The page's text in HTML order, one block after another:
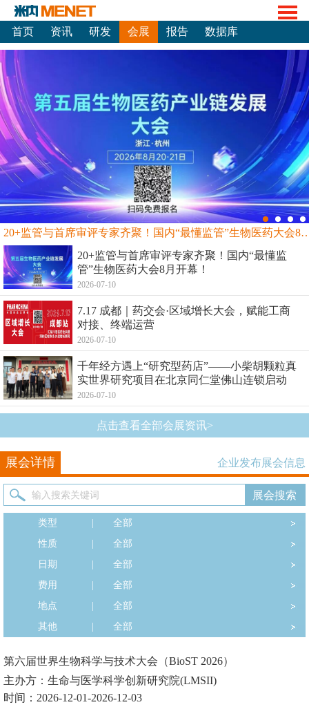
首页 资讯 研发 会展 报告 数据库
20+监管与首席审评专家齐聚！国内“最
20+监管与首席审评专家齐聚！国内“最懂监
管”生物医药大会8月开幕！
2026-07-10
7.17 成都｜药交会·区域增长大会，赋能工商
对接、终端运营
2026-07-10
千年经方遇上“研究型药店”——小柴胡颗粒真
实世界研究项目在北京同仁堂佛山连锁启动
2026-07-10
点击查看全部会展资讯>
展会详情 企业发布展会信息
类型
全部
性质
全部
日期
全部
费用
全部
地点
全部
其他
全部
第六届世界生物科学与技术大会（BioST 2026）
主办方：生命与医学科学创新研究院(LMSII)
时间：2026-12-01-2026-12-03